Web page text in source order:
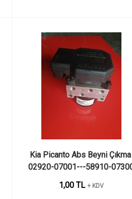
Kia Picanto Abs Beyni Çıkma
02920-07001---58910-
1,00 TL + KDV